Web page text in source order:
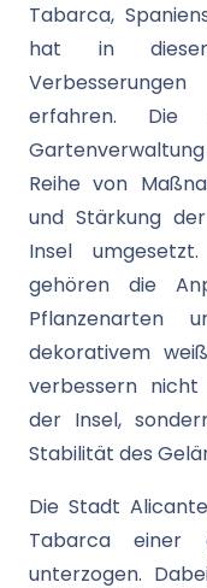
Tabarca,
hat in
erfahren. Die
Reihe von
und Stärkung
Insel
gehören die
Pflanzenarten
dekorativem
verbessern nicht
der Insel,
Stabilität des
Die Stadt
Tabarca einer
unterzogen.